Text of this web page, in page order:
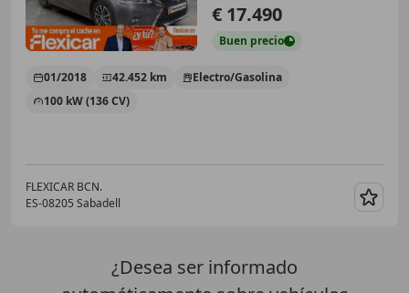
€ 17.490
Buen precio
01/2018 42.452 km
Electro/Gasolina
100 kW (136 CV)
FLEXICAR BCN.
ES-08205 Sabadell
¿Desea ser informado